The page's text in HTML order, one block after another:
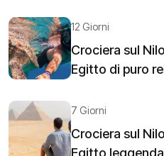
12 Giorni
Crociera sul
Egitto di puro
7 Giorni
Crociera sul
Egitto